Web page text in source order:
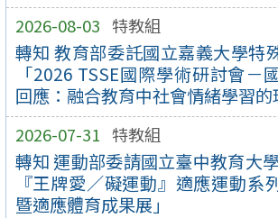
2026-08-03 特教組
轉知 教育部委託國立嘉義大學特
「2026 TSSE國際學術研討會－
回應：融合教育中社會情緒學習的
2026-07-31 特教組
轉知 運動部委請國立臺中教育大
『王牌愛／礙運動』適應運動系
暨適應體育成果展」